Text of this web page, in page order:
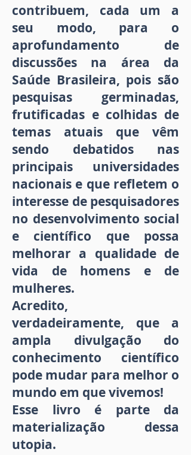
contribuem, cada um a
seu modo, para o
aprofundamento de
discussões na área da
Saúde Brasileira, pois são
pesquisas germinadas,
frutificadas e colhidas de
temas atuais que vêm
sendo debatidos nas
principais universidades
nacionais e que refletem o
interesse de pesquisadores
no desenvolvimento social
e científico que possa
melhorar a qualidade de
vida de homens e de
mulheres.
Acredito,
verdadeiramente, que a
ampla divulgação do
conhecimento científico
pode mudar para melhor o
mundo em que vivemos!
Esse livro é parte da
materialização dessa
utopia.